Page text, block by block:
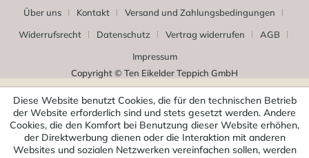
Über uns Kontakt
Versand und Zahlungsbedingungen
Widerrufsrecht
Datenschutz Vertrag widerrufen
AGB
Impressum
Copyright © Ten Eikelder Teppich GmbH
Diese Website benutzt Cookies, die für den technischen Betrieb
der Website erforderlich sind und stets gesetzt werden. Andere
Cookies, die den Komfort bei Benutzung dieser Website erhöhen,
der Direktwerbung dienen oder die Interaktion mit anderen
Websites und sozialen Netzwerken vereinfachen sollen, werden